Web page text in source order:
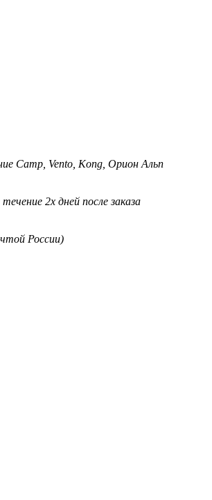
Camp, Vento, Kong, Орион Альп
2х дней после заказа
России)